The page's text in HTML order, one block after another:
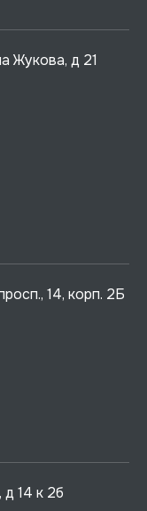
Жукова, д 21
14, корп. 2Б
14 к 2б